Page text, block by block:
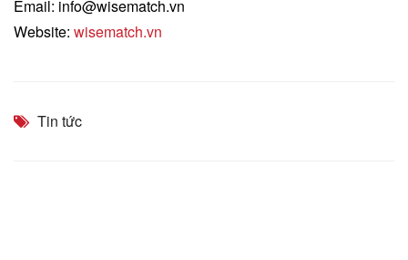
Email: info@wisematch.vn
Website: wisematch.vn
Tin tức